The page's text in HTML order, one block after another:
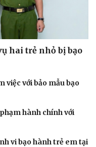
hai trẻ nhỏ bị bạo
việc với bảo mẫu bạo
hành chính với
vi bạo hành trẻ em tại